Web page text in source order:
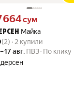
Майка
сум вместо
664сум
товара: 5.0 из 5
(2) · 2 купили
(2) · 2 купили
17 авг, ПВЗ По клику